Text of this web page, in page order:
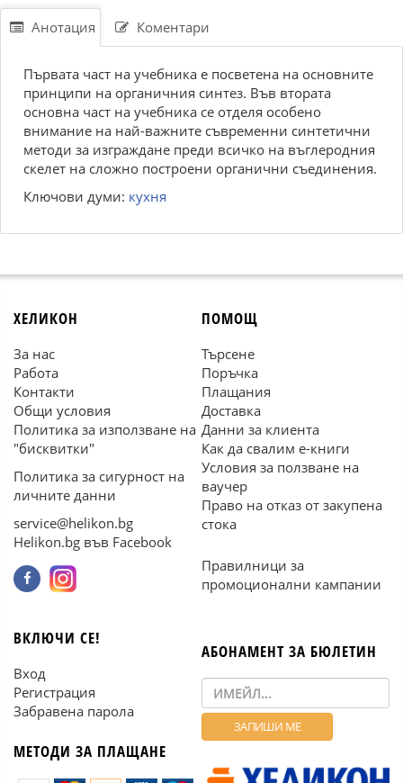
Анотация Коментари
Първата част на учебника е посветена на основните
принципи на органичния синтез. Във втората
основна част на учебника се отделя особено
внимание на най-важните съвременни синтетични
методи за изграждане преди всичко на въглеродния
скелет на сложно построени органични съединения.
Ключови думи: кухня
ХЕЛИКОН
За нас
Работа
Контакти
Общи условия
Политика за използване на
"бисквитки"
Политика за сигурност на
личните данни
service@helikon.bg
Helikon.bg във Facebook
ПОМОЩ
Търсене
Поръчка
Плащания
Доставка
Данни за клиента
Как да свалим е-книги
Условия за ползване на
ваучер
Право на отказ от закупена
стока
Правилници за
промоционални кампании
ВКЛЮЧИ СЕ!
Вход
Регистрация
Забравена парола
МЕТОДИ ЗА ПЛАЩАНЕ
АБОНАМЕНТ ЗА БЮЛЕТИН